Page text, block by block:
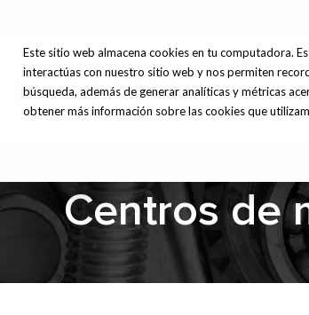
Este sitio web almacena cookies en tu computadora.
interactúas con nuestro sitio web y nos permiten
búsqueda, además de generar analíticas y métricas
obtener más información sobre las cookies que
Inicio
Centros de